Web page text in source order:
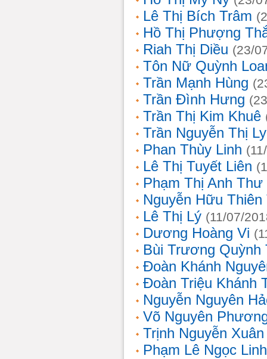
Lê Thị Bích Trâm
Hồ Thị Phượng
Riah Thị Diều (23/
Tôn Nữ Quỳnh
Trần Mạnh Hùng
Trần Đình Hưng
Trần Thị Kim Khuê
Trần Nguyễn Thị
Phan Thùy Linh
Lê Thị Tuyết Liên
Phạm Thị Anh Thư
Nguyễn Hữu Thiên
Lê Thị Lý (11/07/
Dương Hoàng Vi
Bùi Trương Quỳnh
Đoàn Khánh
Đoàn Triệu Khánh
Nguyễn Nguyên
Võ Nguyên
Trịnh Nguyễn
Phạm Lê Ngọc Linh